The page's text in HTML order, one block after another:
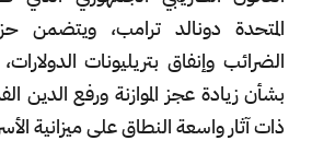
المتحدة دونالد ترامب،
الضرائب وإنفاق بتريليونات
بشأن زيادة عجز الموازنة ورفع الدين
ذات آثار واسعة النطاق على ميزانية